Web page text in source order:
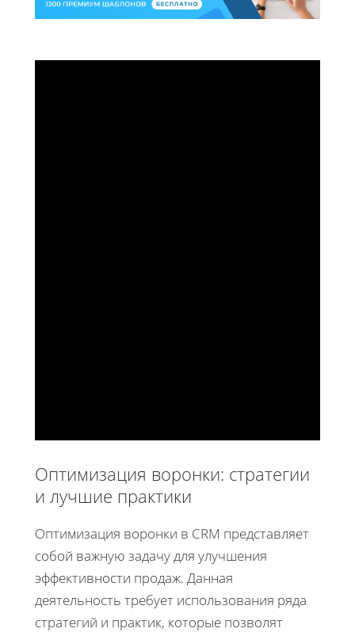
Оптимизация воронки: стратегии
и лучшие практики
Оптимизация воронки в CRM представляет
собой важную задачу для улучшения
эффективности продаж. Данная
деятельность требует использования ряда
стратегий и практик, которые позволят